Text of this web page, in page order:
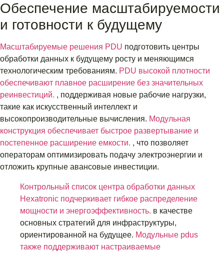
Обеспечение масштабируемости
и готовности к будущему
Масштабируемые решения PDU подготовить центры
обработки данных к будущему росту и меняющимся
технологическим требованиям. PDU высокой плотности
обеспечивают плавное расширение без значительных
реинвестиций. , поддерживая новые рабочие нагрузки,
такие как искусственный интеллект и
высокопроизводительные вычисления. Модульная
конструкция обеспечивает быстрое развертывание и
постепенное расширение емкости. , что позволяет
операторам оптимизировать подачу электроэнергии и
отложить крупные авансовые инвестиции.
Контрольный список центра обработки данных
Hexatronic подчеркивает гибкое распределение
мощности и энергоэффективность. в качестве
основных стратегий для инфраструктуры,
ориентированной на будущее. Модульные pdus
также поддерживают настраиваемые